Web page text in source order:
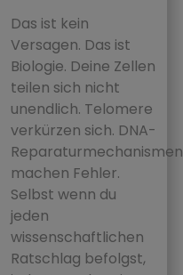
Das ist kein
Versagen. Das ist
Biologie. Deine Zellen
teilen sich nicht
unendlich. Telomere
verkürzen sich. DNA-
Reparaturmechanismen
machen Fehler.
Selbst wenn du
jeden
wissenschaftlichen
Ratschlag befolgst,